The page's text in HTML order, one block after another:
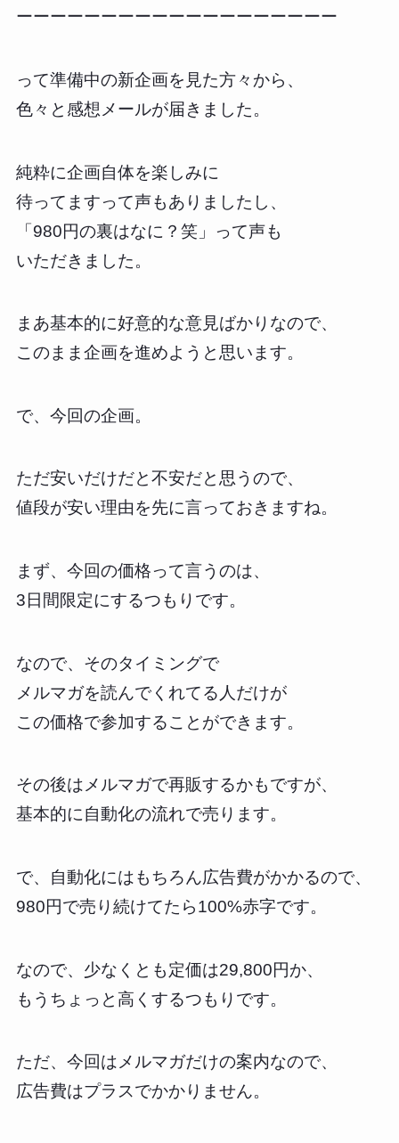
ーーーーーーーーーーーーーーーーーーー
って準備中の新企画を見た方々から、
色々と感想メールが届きました。
純粋に企画自体を楽しみに
待ってますって声もありましたし、
「980円の裏はなに？笑」って声も
いただきました。
まあ基本的に好意的な意見ばかりなので、
このまま企画を進めようと思います。
で、今回の企画。
ただ安いだけだと不安だと思うので、
値段が安い理由を先に言っておきますね。
まず、今回の価格って言うのは、
3日間限定にするつもりです。
なので、そのタイミングで
メルマガを読んでくれてる人だけが
この価格で参加することができます。
その後はメルマガで再販するかもですが、
基本的に自動化の流れで売ります。
で、自動化にはもちろん広告費がかかるので、
980円で売り続けてたら100%赤字です。
なので、少なくとも定価は29,800円か、
もうちょっと高くするつもりです。
ただ、今回はメルマガだけの案内なので、
広告費はプラスでかかりません。